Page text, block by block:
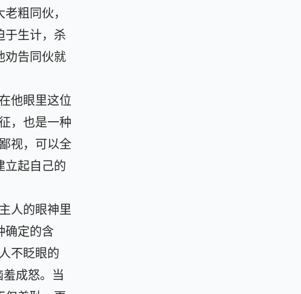
粗同伙，
于生计，杀
劝告同伙就
他眼里这位
，也是一种
视，可以全
立起自己的
人的眼神里
确定的含
不眨眼的
成怒。当